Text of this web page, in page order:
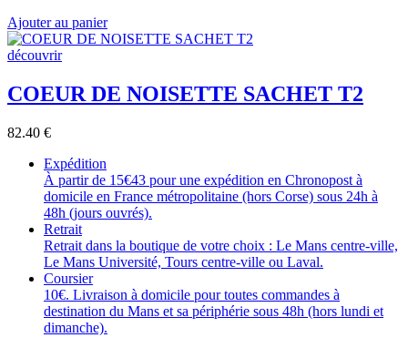
Ajouter au panier
découvrir
COEUR DE NOISETTE SACHET T2
82.40 €
Expédition
À partir de 15€43 pour une expédition en Chronopost à
domicile en France métropolitaine (hors Corse) sous 24h à
48h (jours ouvrés).
Retrait
Retrait dans la boutique de votre choix : Le Mans centre-ville,
Le Mans Université, Tours centre-ville ou Laval.
Coursier
10€. Livraison à domicile pour toutes commandes à
destination du Mans et sa périphérie sous 48h (hors lundi et
dimanche).